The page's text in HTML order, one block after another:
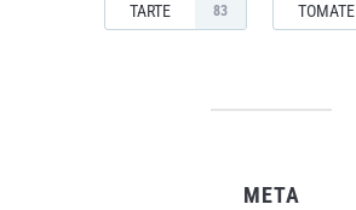
TARTE 83 TOMATE
META